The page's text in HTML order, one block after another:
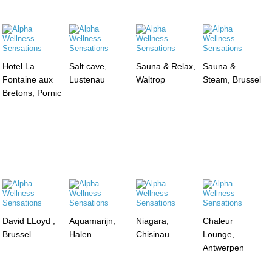
Hotel La
Fontaine aux
Bretons, Pornic
Salt cave,
Lustenau
Sauna & Relax,
Waltrop
Sauna &
Steam, Brussel
David LLoyd ,
Brussel
Aquamarijn,
Halen
Niagara,
Chisinau
Chaleur
Lounge,
Antwerpen